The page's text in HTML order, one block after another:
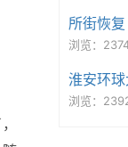
所街恢复
浏览：
淮安环
浏览：